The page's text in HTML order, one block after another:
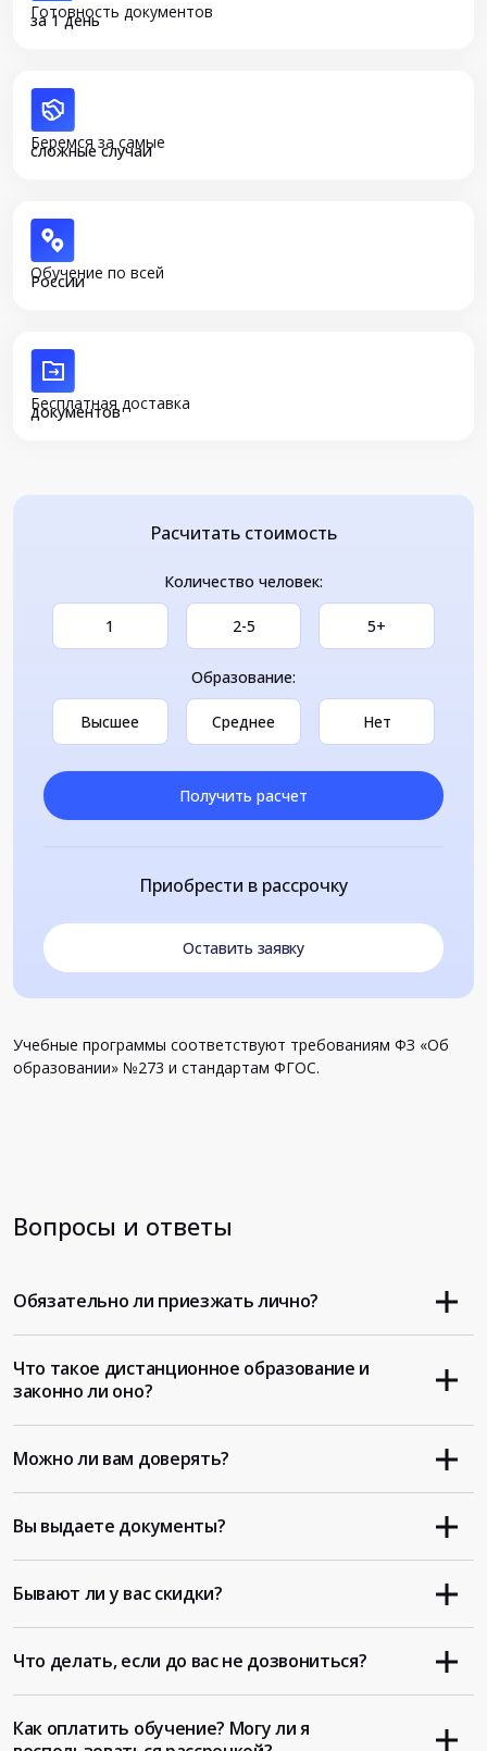
Готовность документов
за 1 день
Беремся за самые
сложные случаи
Обучение по всей
России
Бесплатная доставка
документов
Расчитать стоимость
Количество человек:
1 2-5 5+
Образование:
Высшее Среднее Нет
Получить расчет
Приобрести в рассрочку
Оставить заявку
Учебные программы соответствуют требованиям ФЗ «Об
образовании» №273 и стандартам ФГОС.
Вопросы и ответы
Обязательно ли приезжать лично?
Что такое дистанционное образование и
законно ли оно?
Можно ли вам доверять?
Вы выдаете документы?
Бывают ли у вас скидки?
Что делать, если до вас не дозвониться?
Как оплатить обучение? Могу ли я